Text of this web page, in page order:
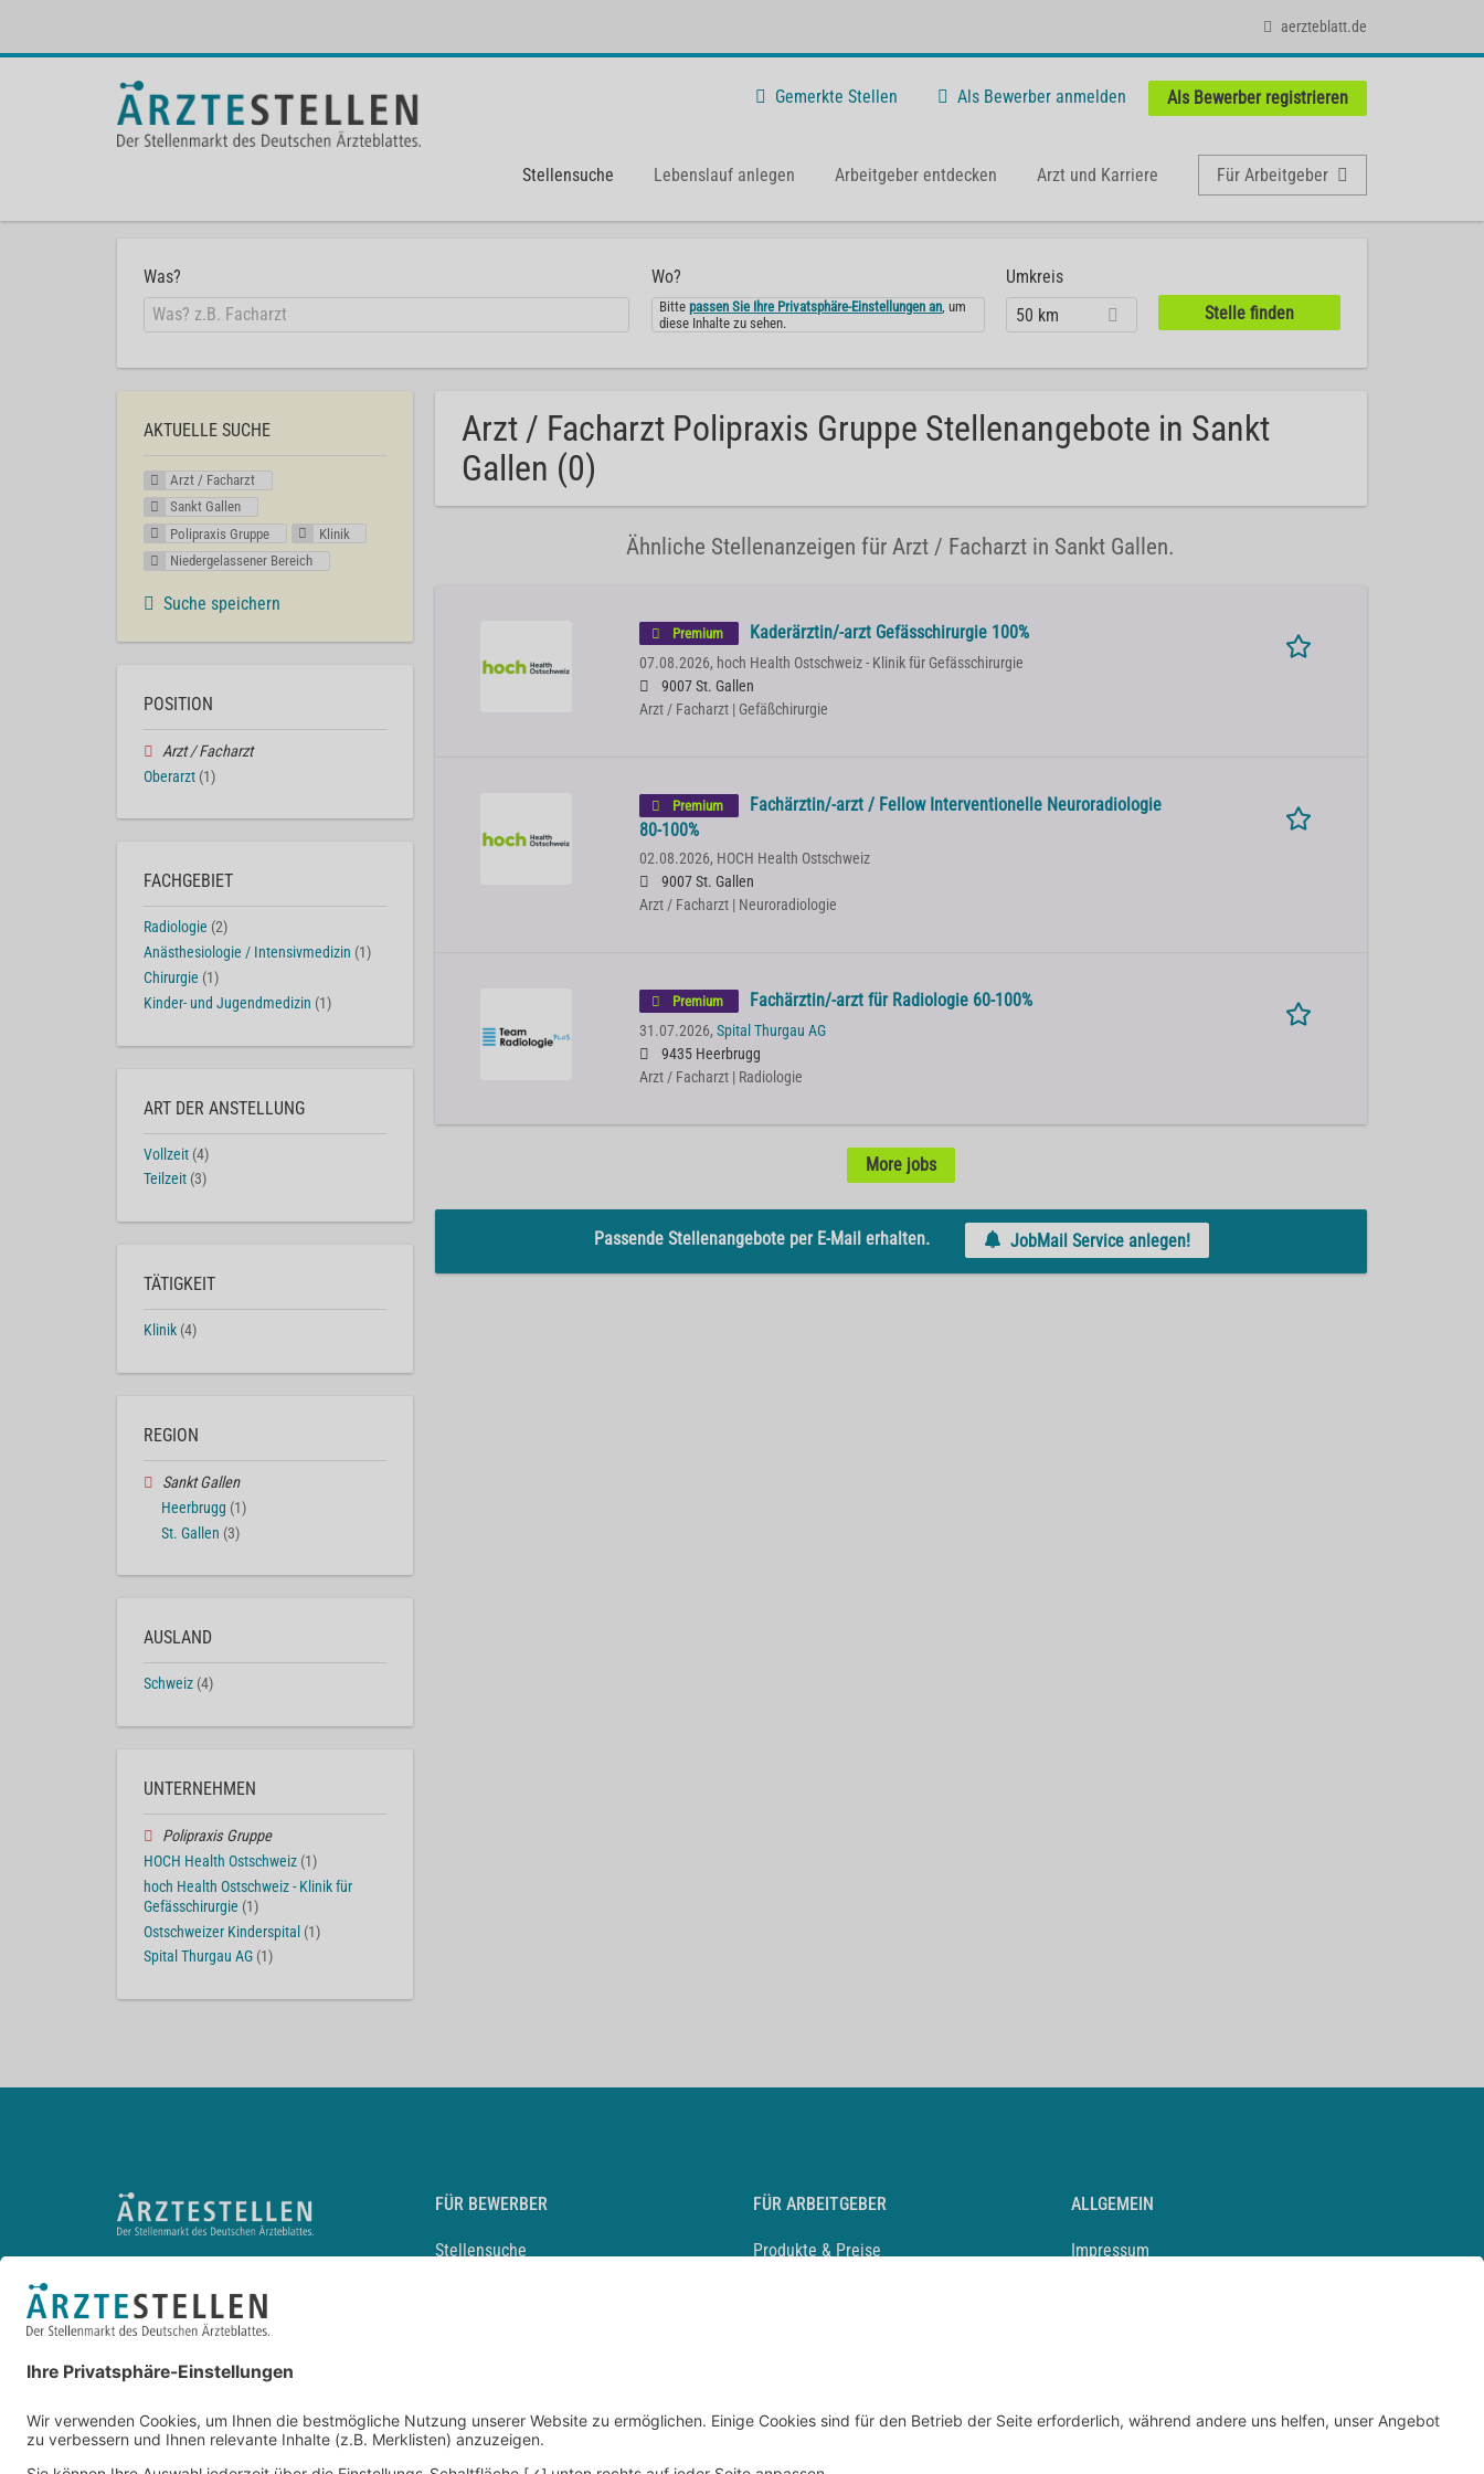
aerzteblatt.de
Gemerkte Stellen Als Bewerber anmelden Als Bewerber registrieren
Stellensuche Lebenslauf anlegen Arbeitgeber entdecken Arzt und Karriere Für Arbeitgeber
Was? Wo?
Bittepassen Sie Ihre Privatsphäre-Einstellungen an, um
diese Inhalte zu sehen.
Umkreis
50 km
Arzt / Facharzt Polipraxis Gruppe Stellenangebote in Sankt
Gallen (0)
Ähnliche Stellenanzeigen für Arzt / Facharzt in Sankt Gallen.
Premium Kaderärztin/-arzt Gefässchirurgie 100%
07.08.2026, hoch Health Ostschweiz - Klinik für Gefässchirurgie
9007 St. Gallen
Arzt / Facharzt | Gefäßchirurgie
Premium
Fachärztin/-arzt / Fellow Interventionelle Neuroradiologie
80-100%
02.08.2026, HOCH Health Ostschweiz
9007 St. Gallen
Arzt / Facharzt | Neuroradiologie
Premium Fachärztin/-arzt für Radiologie 60-100%
31.07.2026, Spital Thurgau AG
9435 Heerbrugg
Arzt / Facharzt | Radiologie
More jobs
Passende Stellenangebote per E-Mail erhalten. JobMail Service anlegen!
AKTUELLE SUCHE
Arzt / Facharzt
Sankt Gallen
Polipraxis Gruppe
Klinik
Niedergelassener Bereich
Suche speichern
POSITION
Arzt / Facharzt
Oberarzt (1)
FACHGEBIET
Radiologie (2)
Anästhesiologie / Intensivmedizin (1)
Chirurgie (1)
Kinder- und Jugendmedizin (1)
ART DER ANSTELLUNG
Vollzeit (4)
Teilzeit (3)
TÄTIGKEIT
Klinik (4)
REGION
Sankt Gallen
Heerbrugg (1)
St. Gallen (3)
AUSLAND
Schweiz (4)
UNTERNEHMEN
Polipraxis Gruppe
HOCH Health Ostschweiz (1)
hoch Health Ostschweiz - Klinik für
Gefässchirurgie (1)
Ostschweizer Kinderspital (1)
Spital Thurgau AG (1)
FÜR BEWERBER
Stellensuche
Durchsuchen Sie den Stellenkatalog
FÜR ARBEITGEBER
Produkte & Preise
ALLGEMEIN
Impressum